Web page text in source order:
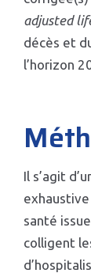
adjusted
décès et
l’horizon
Il s’agit
santé
colligent